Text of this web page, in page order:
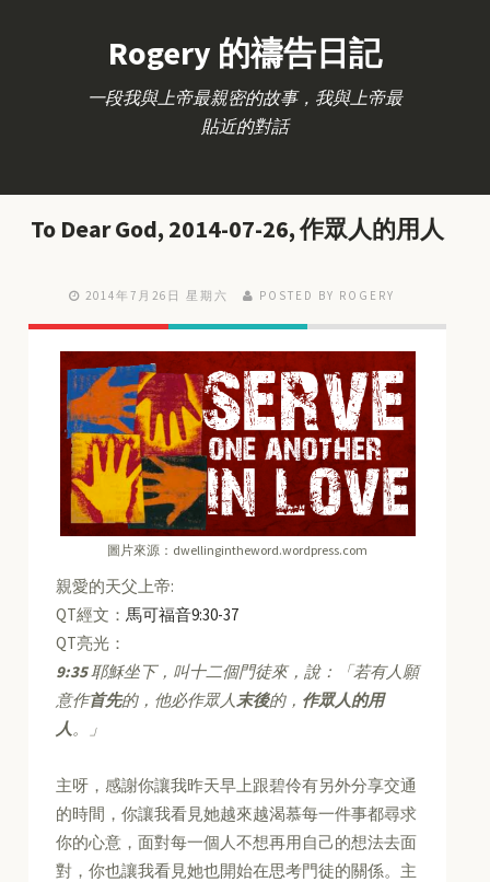
Rogery 的禱告日記
一段我與上帝最親密的故事，我與上帝最
貼近的對話
To Dear God, 2014-07-26, 作眾人的用人
2014年7月26日 星期六 POSTED BY ROGERY
圖片來源：dwellingintheword.wordpress.com
親愛的天父上帝:
QT經文：馬可福音9:30-37
QT亮光：
9:35耶穌坐下，叫十二個門徒來，說：「若有人願
意作首先的，他必作眾人末後的， 作眾人的用
人。」
主呀，感謝你讓我昨天早上跟碧伶有另外分享交通
的時間，你讓我看見她越來越渴慕每一件事都尋求
你的心意，面對每一個人不想再用自己的想法去面
對，你也讓我看見她也開始在思考門徒的關係。主